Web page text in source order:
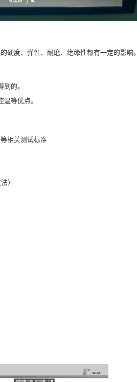
硬度、弹性、耐磨、绝缘性都有一定的影响。
的。
等优点。
相关测试标准
）